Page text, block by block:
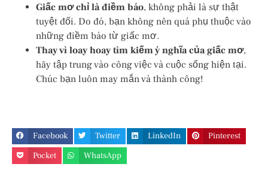
Giấc mơ chỉ là điềm báo, không phải là sự thật
tuyệt đối. Do đó, bạn không nên quá phụ thuộc vào
những điềm báo từ giấc mơ.
Thay vì loay hoay tìm kiếm ý nghĩa của giấc mơ,
hãy tập trung vào công việc và cuộc sống hiện tại.
Chúc bạn luôn may mắn và thành công!
Facebook Twitter LinkedIn
Pinterest
Pocket
WhatsApp